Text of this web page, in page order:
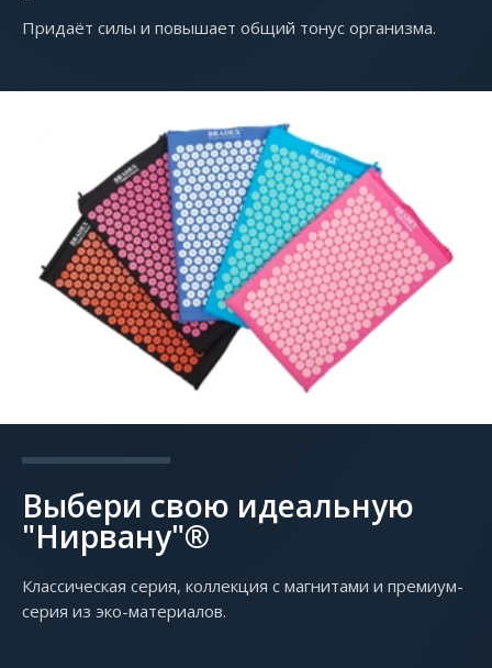
Придаёт силы и повышает общий тонус организма.
Выбери свою идеальную
"Нирвану"®
Классическая серия, коллекция с магнитами и премиум-
серия из эко-материалов.